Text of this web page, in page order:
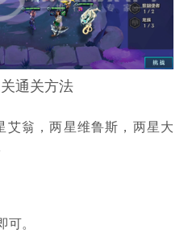
通关方法
翁，两星维鲁斯，两星大
。